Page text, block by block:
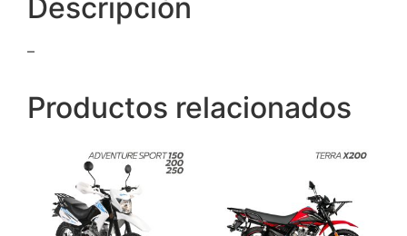
Descripción
–
Productos relacionados